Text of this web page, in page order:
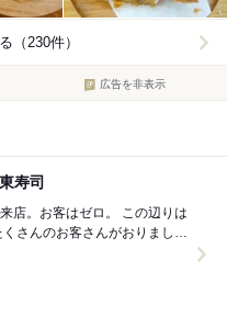
（230件）
広告を非表示
寿司
はゼロ。 この辺りは
さんのお客さんがおりました